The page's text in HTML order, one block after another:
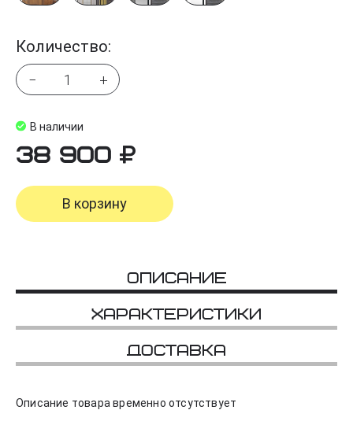
Количество:
− +
В наличии
38 900
В корзину
Описание
Характеристики
Доставка
Описание товара временно отсутствует